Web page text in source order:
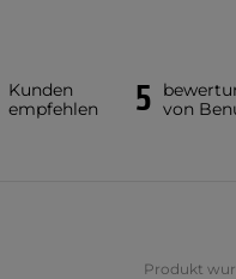
Kunden
empfehlen
5 von
Produkt